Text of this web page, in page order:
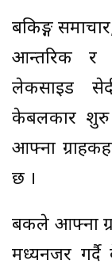
बैंकिङ्ग
आन्तरिक र
लेकसाइड
केबलकार शुरु
आफ्ना
छ ।
बैंकले आफ्ना
मध्यनजर गर्दै